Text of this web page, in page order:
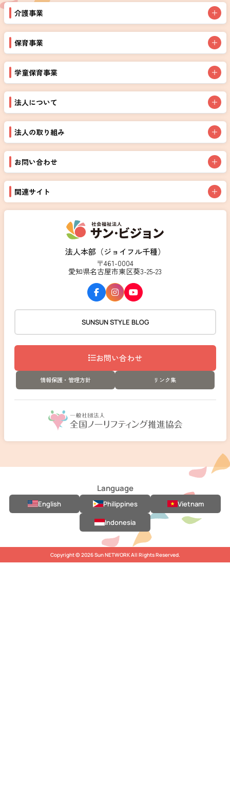
法人本部（ジョイフル千種）
〒461-0004
愛知県名古屋市東区葵3-25-23
SUNSUN STYLE BLOG
お問い合わせ
情報保護・管理方針 リンク集
介護事業
保育事業
学童保育事業
法人について
法人の取り組み
お問い合わせ
関連サイト
Language
English Philippines
Vietnam
Indonesia
Copyright © 2026 Sun NETWORK All Rights Reserved.